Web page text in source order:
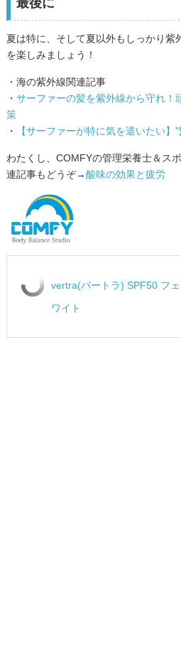
夏は特に、そして夏以外もしっかり紫
を楽しみましょう！
・海の紫外線関連記事
・ サーファーの髪を紫外線から守れ！
策
・
【サーファーが特に気を遣いたい】
わたくし、COMFYの管理栄養士＆ス
連記事もどうぞ→酸味の効果と疲労
vertra(バートラ) SPF50 フ
ワイト